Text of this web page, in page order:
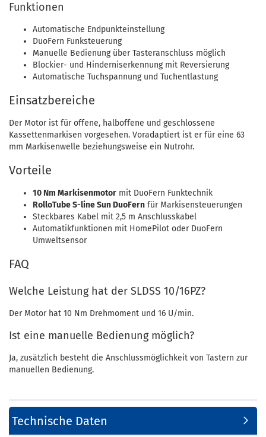
Funktionen
Automatische Endpunkteinstellung
DuoFern Funksteuerung
Manuelle Bedienung über Tasteranschluss möglich
Blockier- und Hinderniserkennung mit Reversierung
Automatische Tuchspannung und Tuchentlastung
Einsatzbereiche
Der Motor ist für offene, halboffene und geschlossene
Kassettenmarkisen vorgesehen. Voradaptiert ist er für eine 63
mm Markisenwelle beziehungsweise ein Nutrohr.
Vorteile
10 Nm Markisenmotor mit DuoFern Funktechnik
RolloTube S-line Sun DuoFern für Markisensteuerungen
Steckbares Kabel mit 2,5 m Anschlusskabel
Automatikfunktionen mit HomePilot oder DuoFern
Umweltsensor
FAQ
Welche Leistung hat der SLDSS 10/16PZ?
Der Motor hat 10 Nm Drehmoment und 16 U/min.
Ist eine manuelle Bedienung möglich?
Ja, zusätzlich besteht die Anschlussmöglichkeit von Tastern zur
manuellen Bedienung.
Technische Daten